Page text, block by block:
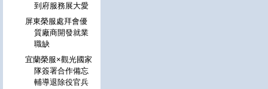
到府服務展大愛
屏東榮服處拜會優
質廠商開發就業
職缺
宜蘭榮服×觀光國家
隊簽署合作備忘
輔導退除役官兵